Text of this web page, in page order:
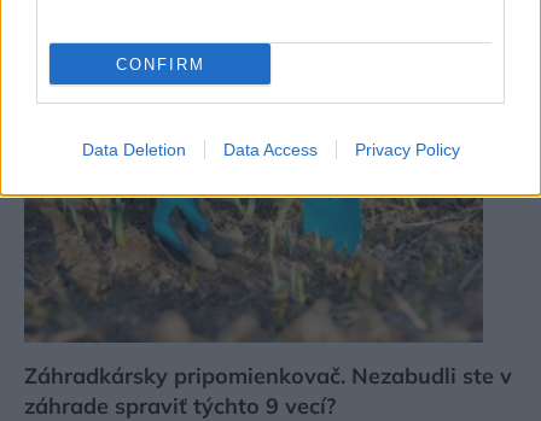
CONFIRM
Data Deletion Data Access Privacy Policy
Záhradkársky pripomienkovač. Nezabudli ste v
záhrade spraviť týchto 9 vecí?